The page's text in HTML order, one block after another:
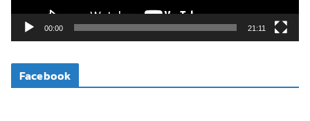
ดี
โ
00:00 21:11
Facebook